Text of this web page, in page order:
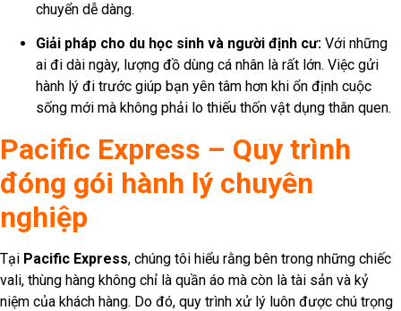
chuyển dễ dàng.
Giải pháp cho du học sinh và người định cư: Với những
ai đi dài ngày, lượng đồ dùng cá nhân là rất lớn. Việc gửi
hành lý đi trước giúp bạn yên tâm hơn khi ổn định cuộc
sống mới mà không phải lo thiếu thốn vật dụng thân quen.
Pacific Express – Quy trình
đóng gói hành lý chuyên
nghiệp
Tại Pacific Express, chúng tôi hiểu rằng bên trong những chiếc
vali, thùng hàng không chỉ là quần áo mà còn là tài sản và kỷ
niệm của khách hàng. Do đó, quy trình xử lý luôn được chú trọng